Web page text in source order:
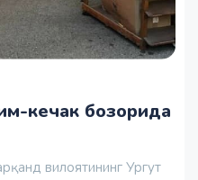
кечак бозорида
вилоятининг Ургут